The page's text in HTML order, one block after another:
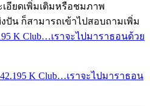
อียดเพิ่มเติมหรือชมภาพ
ปัน ก็สามารถเข้าไปสอบถามเพิ่ม
K Club…เราจะไปมาราธอนด้วย
42.195 K Club…เราจะไปมาราธอน